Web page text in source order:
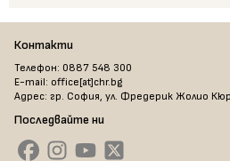
Контакти
Телефон: 0887 548 300
E-mail: office[at]chr.bg
Адрес: гр. София, ул. Фредерик Жолио
Последвайте ни